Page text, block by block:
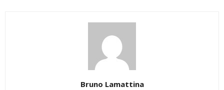
Bruno Lamattina